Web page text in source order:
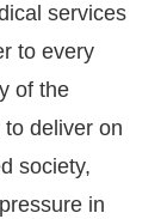
services
to every
of the
deliver on
society,
in